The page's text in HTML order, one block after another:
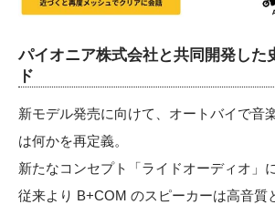
パイオニア株式会社と共同開発した
ド
新モデル発売に向けて、オートバイで音
は何かを再定義。
新たなコンセプト「ライドオーディオ」
従来より B+COM のスピーカーは高音質